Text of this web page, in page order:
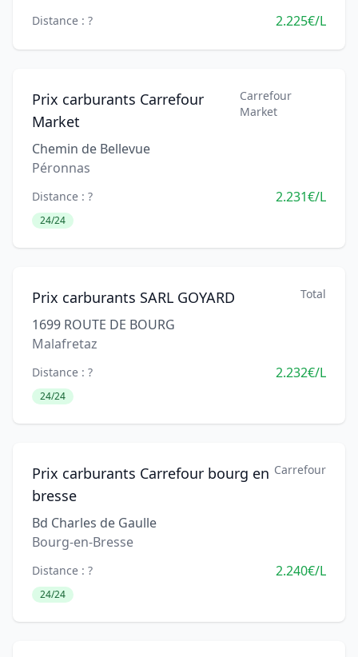
Distance : ? 2.225€/L
Prix carburants Carrefour
Market
Carrefour
Market
Chemin de Bellevue
Péronnas
Distance : ? 2.231€/L
24/24
Prix carburants SARL GOYARD Total
1699 ROUTE DE BOURG
Malafretaz
Distance : ? 2.232€/L
24/24
Prix carburants Carrefour bourg en
bresse
Carrefour
Bd Charles de Gaulle
Bourg-en-Bresse
Distance : ? 2.240€/L
24/24